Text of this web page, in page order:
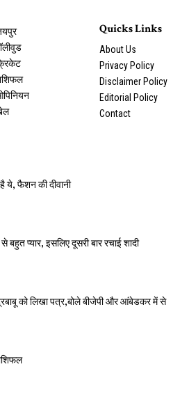
Quicks Links
About Us
Privacy Policy
Disclaimer Policy
Editorial Policy
Contact
ये, फैशन की दीवानी
प्यार, इसलिए दूसरी बार रचाई शादी
को लिखा पत्र,बोले बीजेपी और आंबेडकर में से